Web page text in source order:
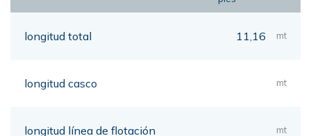
longitud total 11,16 mt
longitud casco mt
longitud línea de flotación mt